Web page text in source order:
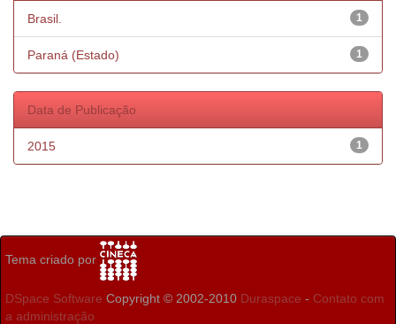
1
Brasil.
1
Paraná (Estado)
Data de Publicação
1
2015
Tema criado por
DSpace Software Copyright © 2002-2010 Duraspace - Contato com
a administração